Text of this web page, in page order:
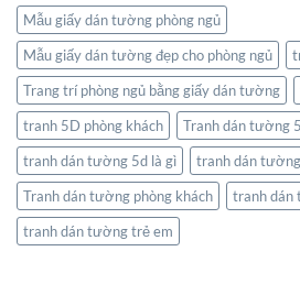
Mẫu giấy dán tường phòng ngủ
Mẫu giấy dán tường đẹp cho phòng ngủ
Trang trí phòng ngủ bằng giấy dán tường
tranh 5D phòng khách
Tranh dán tường
tranh dán tường 5d là gì
tranh dán
Tranh dán tường phòng khách
tranh dán
tranh dán tường trẻ em